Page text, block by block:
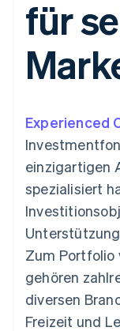
Zugriff auf
125
Zahlungen vor
Authorization
Link
Beschleunigter
Bezahlvorgang
Financial
Connections
Verbundene
Product
Ausblick
für
Experienced
einzigartigen
spezialisiert
Zum Portfolio
gehören
diversen
Freizeit und